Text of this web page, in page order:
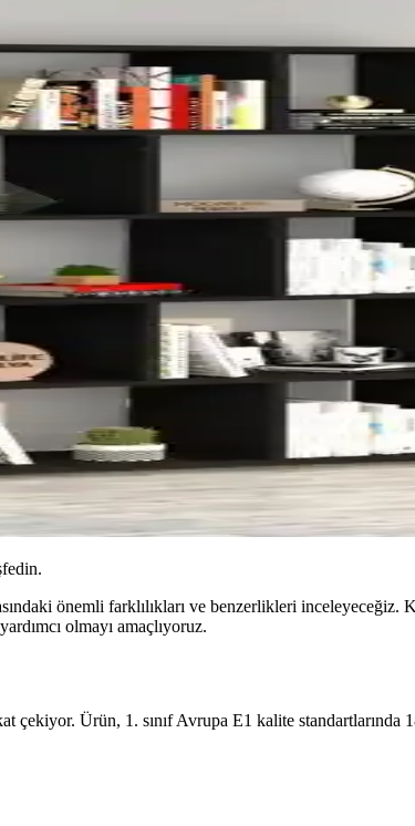
önemli farklılıkları ve benzerlikleri inceleyeceğiz.
olmayı amaçlıyoruz.
Ürün, 1. sınıf Avrupa E1 kalite standartlarında